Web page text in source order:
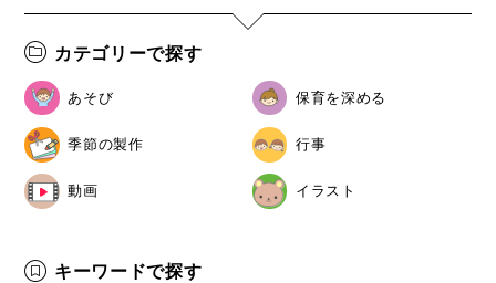
カテゴリーで探す
あそび 保育を深める
季節の製作 行事
動画 イラスト
キーワードで探す